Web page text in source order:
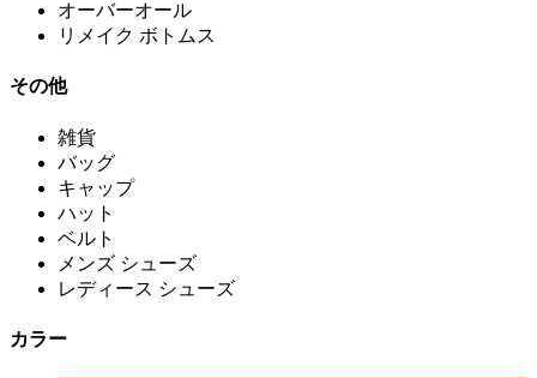
オーバーオール
リメイク ボトムス
その他
雑貨
バッグ
キャップ
ハット
ベルト
メンズ シューズ
レディース シューズ
カラー